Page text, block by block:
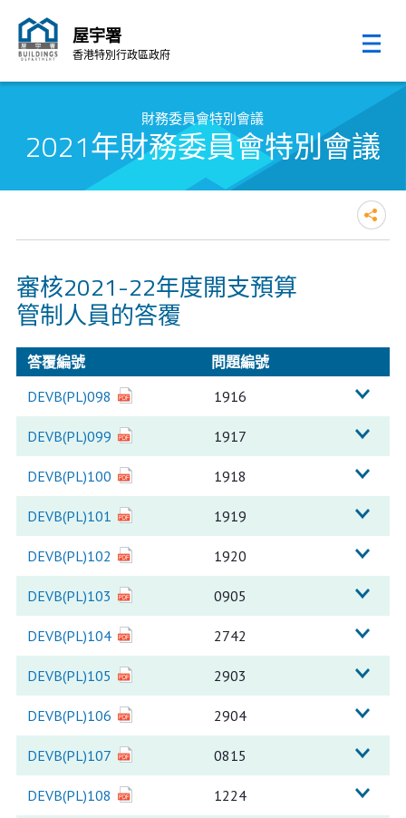
屋宇署
香港特別行政區政府
財務委員會特別會議
2021年財務委員會特別會議
審核2021-22年度開支預算
管制人員的答覆
答覆編號
問題編號
DEVB(PL)098
1916
DEVB(PL)099 1917
DEVB(PL)100 1918
DEVB(PL)101 1919
DEVB(PL)102 1920
DEVB(PL)103 0905
DEVB(PL)104 2742
DEVB(PL)105 2903
DEVB(PL)106 2904
DEVB(PL)107 0815
DEVB(PL)108 1224